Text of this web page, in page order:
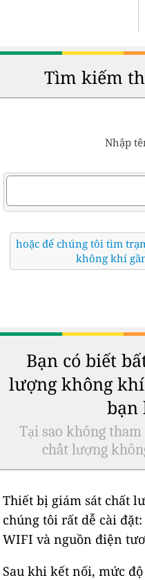
Tìm kiếm
Nhập
hoặc để chúng tôi tìm
không khí
Bạn có biết
lượng không
bạn
Tại sao không
chất lượng
Thiết bị giám sát chất
chúng tôi rất dễ cài
WIFI và nguồn điện
Sau khi kết nối, mức